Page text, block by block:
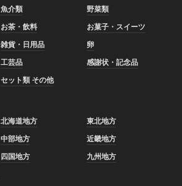
魚介類
野菜類
お茶・飲料
お菓子・スイーツ
雑貨・日用品
卵
工芸品
感謝状・記念品
セット類 その他
北海道地方
東北地方
中部地方
近畿地方
四国地方 九州地方